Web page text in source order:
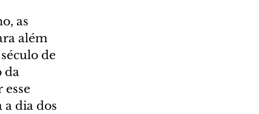
as
além
de
da
dia dos